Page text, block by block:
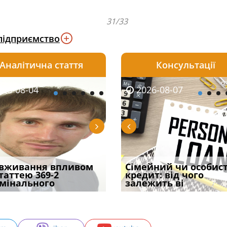
31/33
06
встановив для
шкоди
2026-08-06
Документи, на яких не
проставляється
апостиль: пер
Аналітична стаття
08-04
впливом
369-2
2026-08-04
Переоформлення
відстрочки за іншою
підставою: нов
Консультації
2026-08-05
потрібна ФОП
у 2026 році:
засто
2026-08-07
Сімейний чи
кредит: від чого
залежить ві
2026-07-30
Восьмий ААС
підтвердив, що
може скас